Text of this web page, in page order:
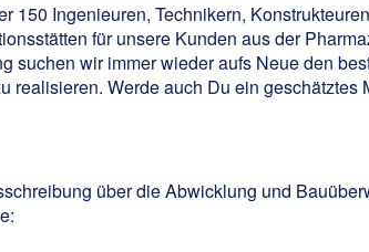
150 Ingenieuren, Technikern,
für unsere Kunden aus der
suchen wir immer wieder aufs Neue den
Werde auch Du ein
über die Abwicklung und